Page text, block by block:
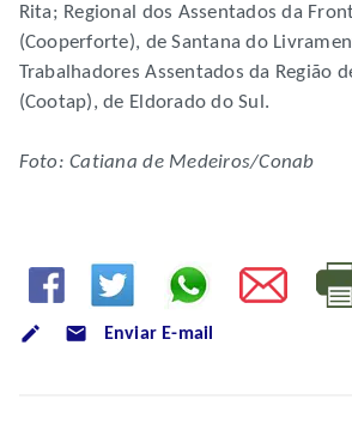
Rita; Regional dos Assentados da
(Cooperforte), de Santana do
Trabalhadores Assentados da Região
(Cootap), de Eldorado do Sul.
Foto: Catiana de Medeiros/Conab
mode_email Enviar E-mail